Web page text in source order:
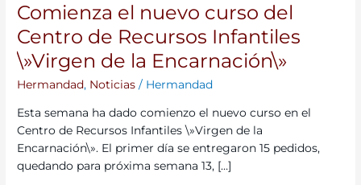
Comienza el nuevo curso del
Centro de Recursos Infantiles
\»Virgen de la Encarnación\»
Hermandad, Noticias / Hermandad
Esta semana ha dado comienzo el nuevo curso en el
Centro de Recursos Infantiles \»Virgen de la
Encarnación\». El primer día se entregaron 15 pedidos,
quedando para próxima semana 13, […]
Comienza
el
nuevo
curso
del
de
Recursos
Infantiles
\»Virgen